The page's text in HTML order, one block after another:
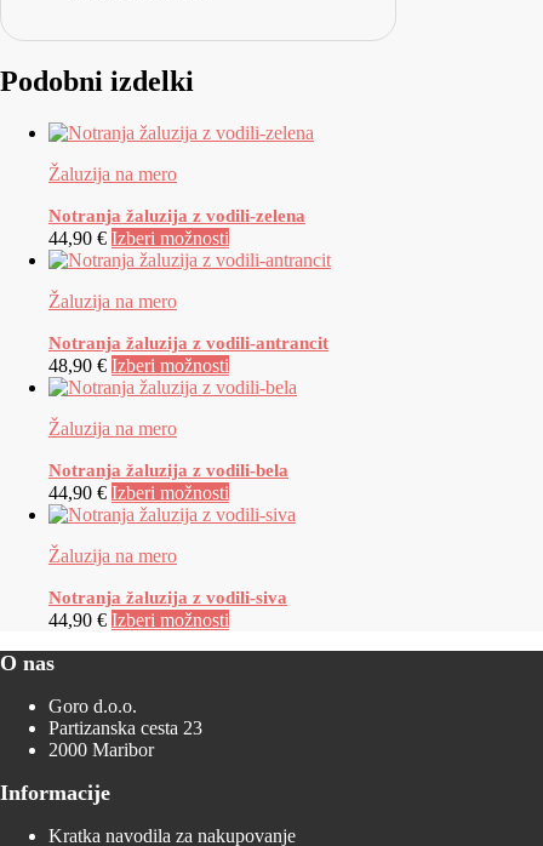
Podobni izdelki
Žaluzija na mero
Notranja žaluzija z vodili-zelena
44,90 € Izberi možnosti
Žaluzija na mero
Notranja žaluzija z vodili-antrancit
48,90 € Izberi možnosti
Žaluzija na mero
Notranja žaluzija z vodili-bela
44,90 € Izberi možnosti
Žaluzija na mero
Notranja žaluzija z vodili-siva
44,90 € Izberi možnosti
O nas
Goro d.o.o.
Partizanska cesta 23
2000 Maribor
Informacije
Kratka navodila za nakupovanje